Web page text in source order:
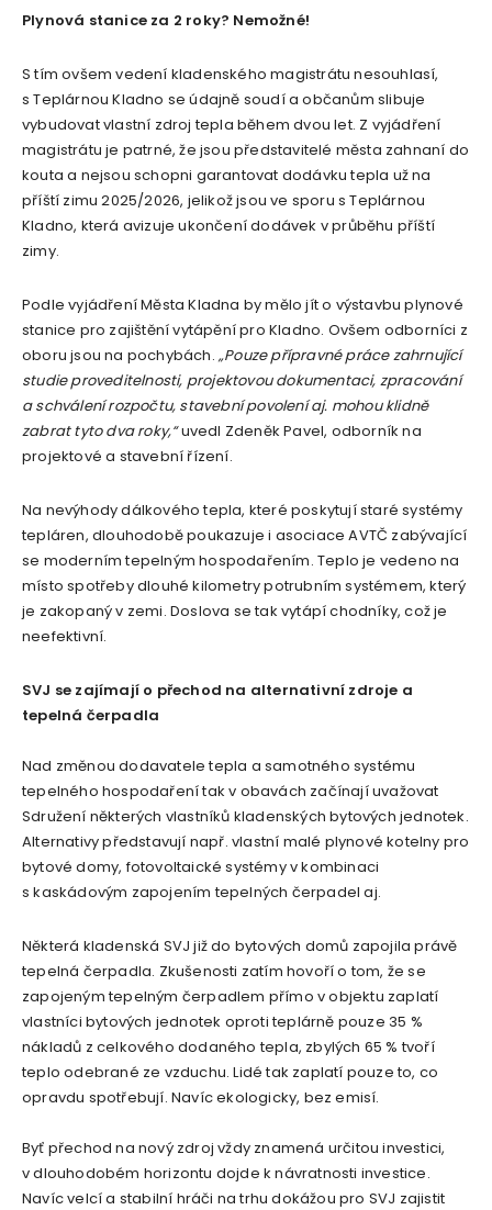
Plynová stanice za 2 roky? Nemožné!
S tím ovšem vedení kladenského magistrátu nesouhlasí,
s Teplárnou Kladno se údajně soudí a občanům slibuje
vybudovat vlastní zdroj tepla během dvou let. Z vyjádření
magistrátu je patrné, že jsou představitelé města zahnaní do
kouta a nejsou schopni garantovat dodávku tepla už na
příští zimu 2025/2026, jelikož jsou ve sporu s Teplárnou
Kladno, která avizuje ukončení dodávek v průběhu příští
zimy.
Podle vyjádření Města Kladna by mělo jít o výstavbu plynové
stanice pro zajištění vytápění pro Kladno. Ovšem odborníci z
oboru jsou na pochybách. „Pouze přípravné práce zahrnující
studie proveditelnosti, projektovou dokumentaci, zpracování
a schválení rozpočtu, stavební povolení aj. mohou klidně
zabrat tyto dva roky,“uvedl Zdeněk Pavel, odborník na
projektové a stavební řízení.
Na nevýhody dálkového tepla, které poskytují staré systémy
tepláren, dlouhodobě poukazuje i asociace AVTČ zabývající
se moderním tepelným hospodařením. Teplo je vedeno na
místo spotřeby dlouhé kilometry potrubním systémem, který
je zakopaný v zemi. Doslova se tak vytápí chodníky, což je
neefektivní.
SVJ se zajímají o přechod na alternativní zdroje a
tepelná čerpadla
Nad změnou dodavatele tepla a samotného systému
tepelného hospodaření tak v obavách začínají uvažovat
Sdružení některých vlastníků kladenských bytových jednotek.
Alternativy představují např. vlastní malé plynové kotelny pro
bytové domy, fotovoltaické systémy v kombinaci
s kaskádovým zapojením tepelných čerpadel aj.
Některá kladenská SVJ již do bytových domů zapojila právě
tepelná čerpadla. Zkušenosti zatím hovoří o tom, že se
zapojeným tepelným čerpadlem přímo v objektu zaplatí
vlastníci bytových jednotek oproti teplárně pouze 35 %
nákladů z celkového dodaného tepla, zbylých 65 % tvoří
teplo odebrané ze vzduchu. Lidé tak zaplatí pouze to, co
opravdu spotřebují. Navíc ekologicky, bez emisí.
Byť přechod na nový zdroj vždy znamená určitou investici,
v dlouhodobém horizontu dojde k návratnosti investice.
Navíc velcí a stabilní hráči na trhu dokážou pro SVJ zajistit